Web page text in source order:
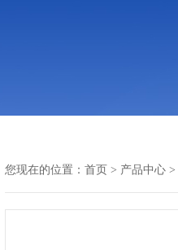
您现在的位置： 首页 > 产品中心 >